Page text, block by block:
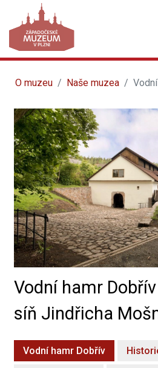
O muzeu Naše muzea
Vodní hamr
síň Jindřicha
Vodní hamr Dobřív